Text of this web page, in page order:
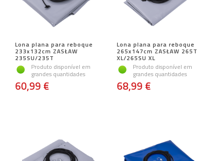
Lona plana para reboque
233x132cm ZASŁAW
235SU/235T
Produto disponível em
grandes quantidades
60,99 €
Lona plana para reboque
265x147cm ZASŁAW 265T
XL/265SU XL
Produto disponível em
grandes quantidades
68,99 €